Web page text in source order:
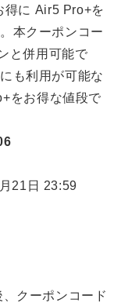
得に Air5 Pro+を
本クーポンコー
と併用可能で
も利用が可能な
をお得な値段で
21日 23:59
クーポンコード